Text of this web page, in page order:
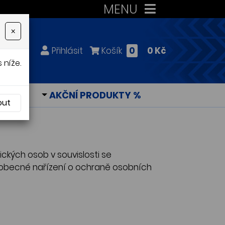
MENU
Přihlásit Košík 0 0 Kč
AKČNÍ PRODUKTY %
osob v souvislosti se
nařízení o ochraně osobních
×
níže.